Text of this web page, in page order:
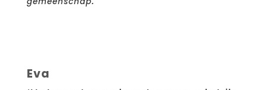
Eva